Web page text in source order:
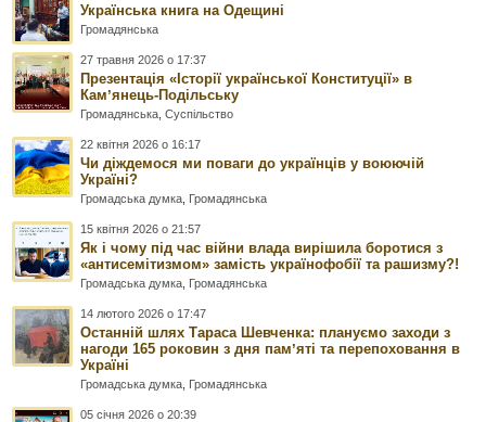
Українська книга на Одещині
Громадянська
27 травня 2026 о 17:37
Презентація «Історії української Конституції» в
Камʼянець-Подільську
Громадянська ,Суспільство
22 квітня 2026 о 16:17
Чи діждемося ми поваги до українців у воюючій
Україні?
Громадська думка Громадянська
15 квітня 2026 о 21:57
Як і чому під час війни влада вирішила боротися з
«антисемітизмом» замість українофобії та рашизму?!
Громадська думка Громадянська
14 лютого 2026 о 17:47
Останній шлях Тараса Шевченка: плануємо заходи з
нагоди 165 роковин з дня памʼяті та перепоховання в
Україні
Громадська думка Громадянська
05 січня 2026 о 20:39